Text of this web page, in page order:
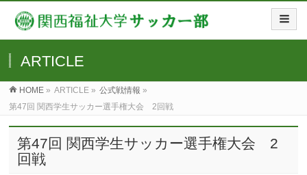
ARTICLE
HOME » ARTICLE » 公式戦情報 »
第47回 関西学生サッカー選手権大会 2回戦
第47回 関西学生サッカー選手権大会 2
回戦